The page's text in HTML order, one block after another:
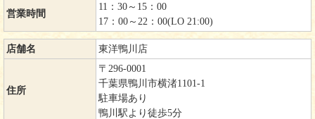
営業時間
11：30～15：00
17：00～22：00(LO 21:00)
店舗名 東洋鴨川店
住所
〒296-0001
千葉県鴨川市横渚1101-1
駐車場あり
鴨川駅より徒歩5分